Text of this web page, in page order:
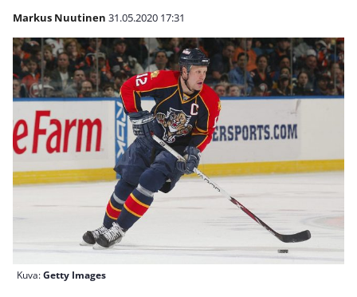
Markus Nuutinen 31.05.2020 17:31
Kuva:Getty Images